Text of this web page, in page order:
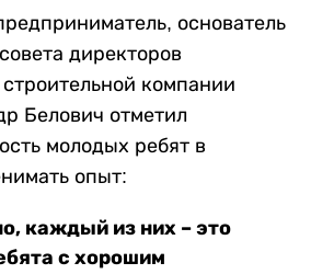
основатель
директоров
компании
Белович отметил
молодых ребят в
опыт:
каждый из них – это
с хорошим